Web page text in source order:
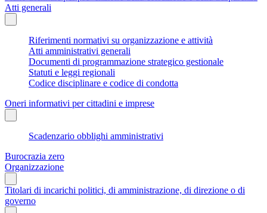
Atti generali
Riferimenti normativi su organizzazione e attività
Atti amministrativi generali
Documenti di programmazione strategico gestionale
Statuti e leggi regionali
Codice disciplinare e codice di condotta
Oneri informativi per cittadini e imprese
Scadenzario obblighi amministrativi
Burocrazia zero
Organizzazione
Titolari di incarichi politici, di amministrazione, di direzione o di
governo